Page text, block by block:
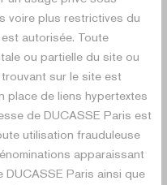
voire plus restrictives du
autorisée. Toute
ou partielle du site ou
sur le site est
place de liens hypertextes
de DUCASSE Paris est
utilisation frauduleuse
apparaissant
Paris ainsi que